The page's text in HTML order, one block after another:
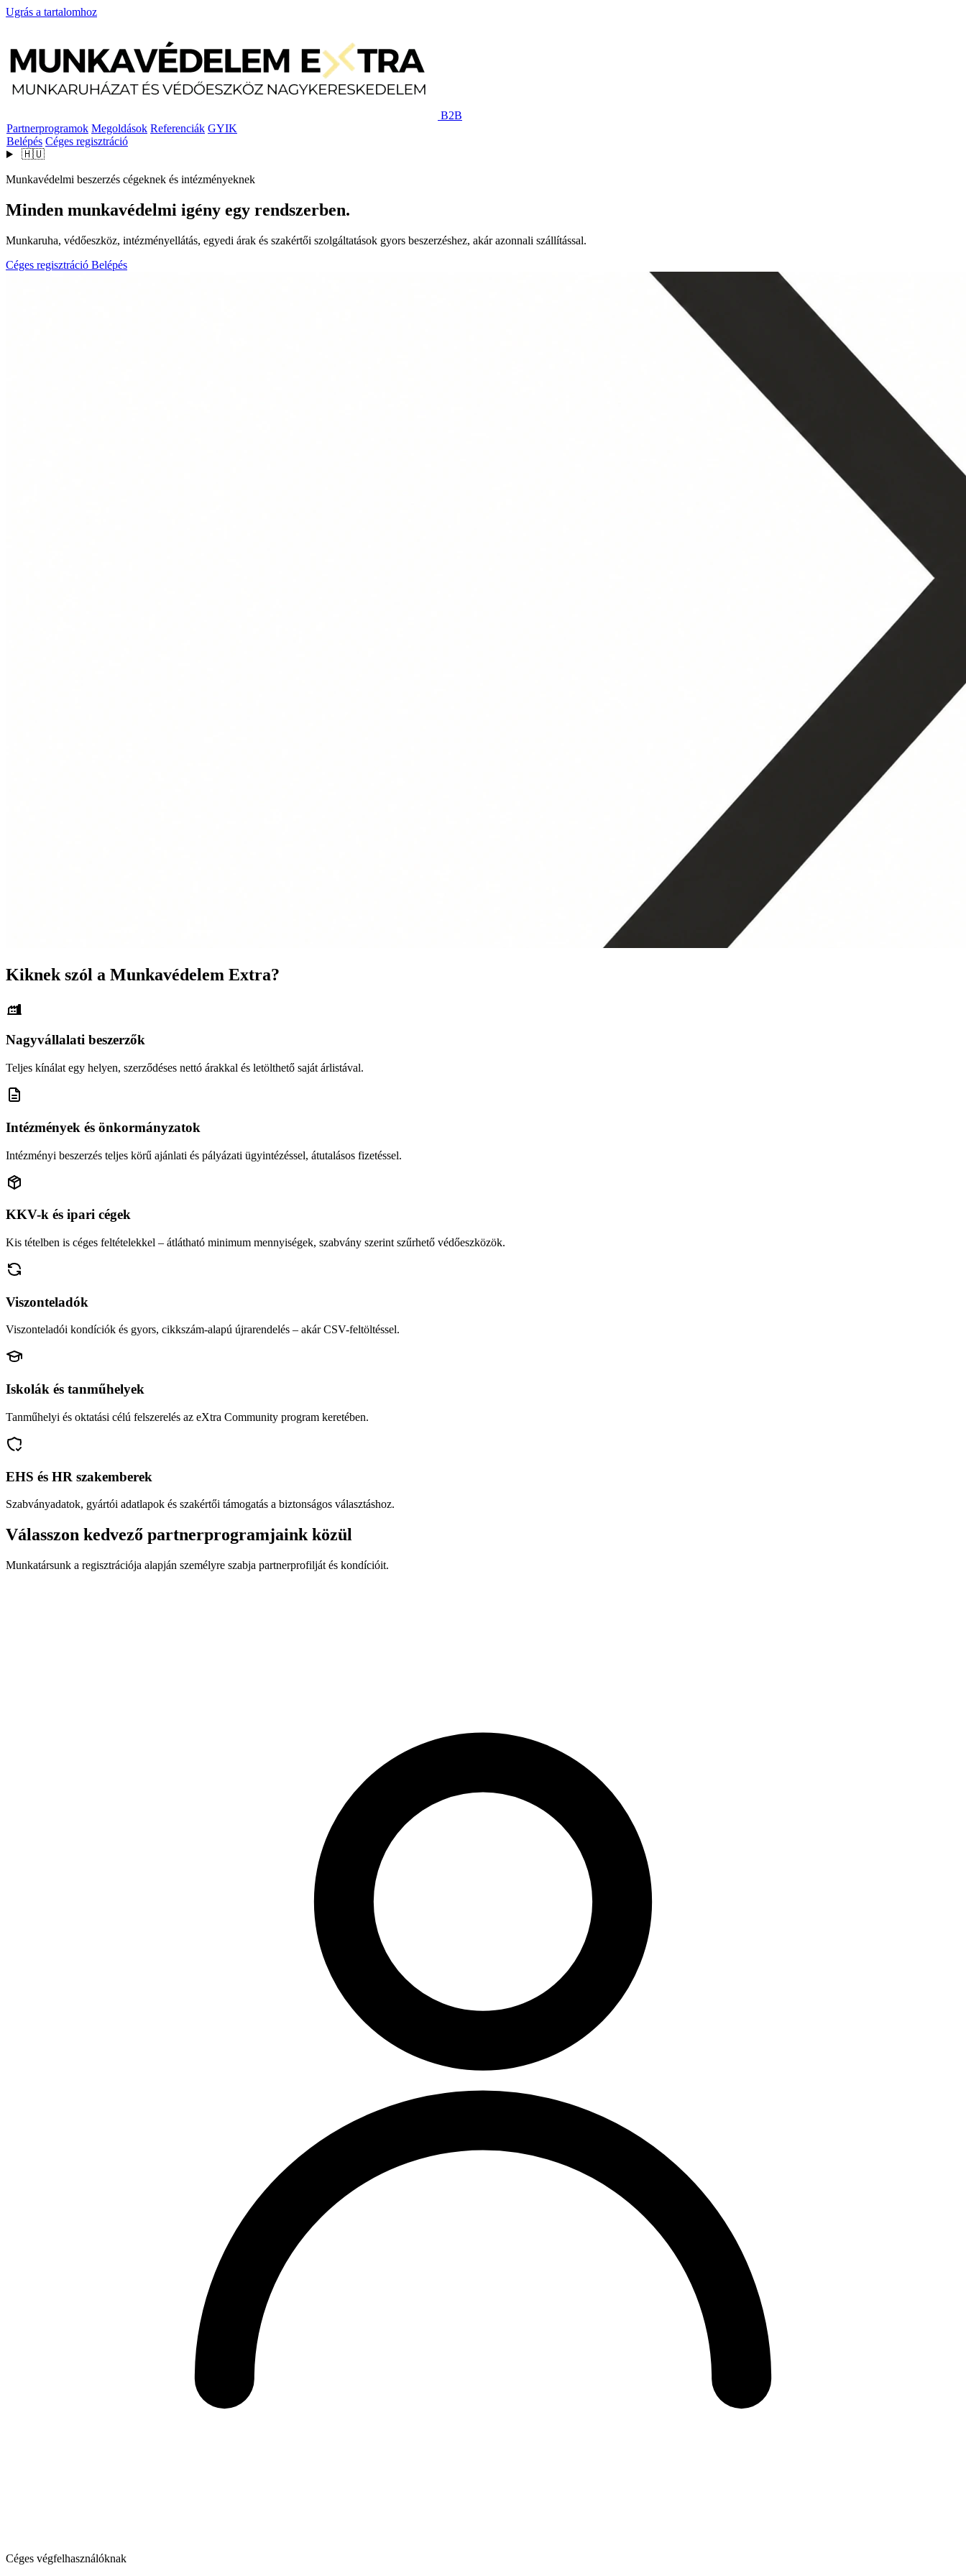
Ugrás a tartalomhoz
B2B
Partnerprogramok Megoldások Referenciák GYIK
Belépés Céges regisztráció
🇭🇺
Munkavédelmi beszerzés cégeknek és intézményeknek
Minden munkavédelmi igény egy rendszerben.
Munkaruha, védőeszköz, intézményellátás, egyedi árak és szakértői szolgáltatások gyors beszerzéshez, akár azonnali szállítással.
Céges regisztráció Belépés
Kiknek szól a Munkavédelem Extra?
Nagyvállalati beszerzők
Teljes kínálat egy helyen, szerződéses nettó árakkal és letölthető saját árlistával.
Intézmények és önkormányzatok
Intézményi beszerzés teljes körű ajánlati és pályázati ügyintézéssel, átutalásos fizetéssel.
KKV-k és ipari cégek
Kis tételben is céges feltételekkel – átlátható minimum mennyiségek, szabvány szerint szűrhető védőeszközök.
Viszonteladók
Viszonteladói kondíciók és gyors, cikkszám-alapú újrarendelés – akár CSV-feltöltéssel.
Iskolák és tanműhelyek
Tanműhelyi és oktatási célú felszerelés az eXtra Community program keretében.
EHS és HR szakemberek
Szabványadatok, gyártói adatlapok és szakértői támogatás a biztonságos választáshoz.
Válasszon kedvező partnerprogramjaink közül
Munkatársunk a regisztrációja alapján személyre szabja partnerprofilját és kondícióit.
Céges végfelhasználóknak